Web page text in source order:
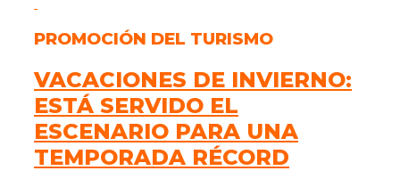
PROMOCIÓN DEL TURISMO
VACACIONES DE INVIERNO:
ESTÁ SERVIDO EL
ESCENARIO PARA UNA
TEMPORADA RÉCORD